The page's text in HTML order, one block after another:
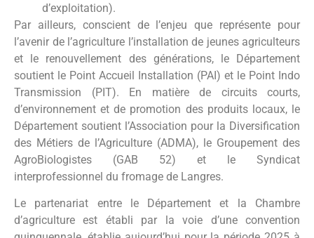
d’exploitation).
Par ailleurs, conscient de l’enjeu que représente pour
l’avenir de l’agriculture l’installation de jeunes agriculteurs
et le renouvellement des générations, le Département
soutient le Point Accueil Installation (PAI) et le Point Indo
Transmission (PIT). En matière de circuits courts,
d’environnement et de promotion des produits locaux, le
Département soutient l’Association pour la Diversification
des Métiers de l’Agriculture (ADMA), le Groupement des
AgroBiologistes (GAB 52) et le Syndicat
interprofessionnel du fromage de Langres.
Le partenariat entre le Département et la Chambre
d’agriculture est établi par la voie d’une convention